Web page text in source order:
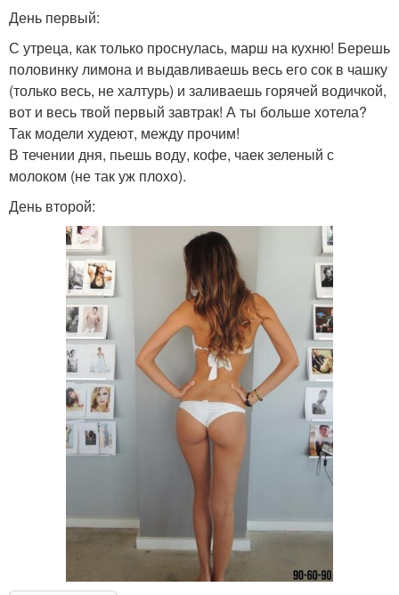
День первый:
С утреца, как только проснулась, марш на кухню! Берешь
половинку лимона и выдавливаешь весь его сок в чашку
(только весь, не халтурь) и заливаешь горячей водичкой,
вот и весь твой первый завтрак! А ты больше хотела?
Так модели худеют, между прочим!
В течении дня, пьешь воду, кофе, чаек зеленый с
молоком (не так уж плохо).
День второй: